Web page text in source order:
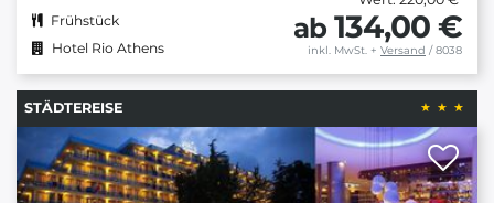
Frühstück
Hotel Rio Athens
ab 134,00 €
inkl. MwSt. + Versand / 8038
STÄDTEREISE